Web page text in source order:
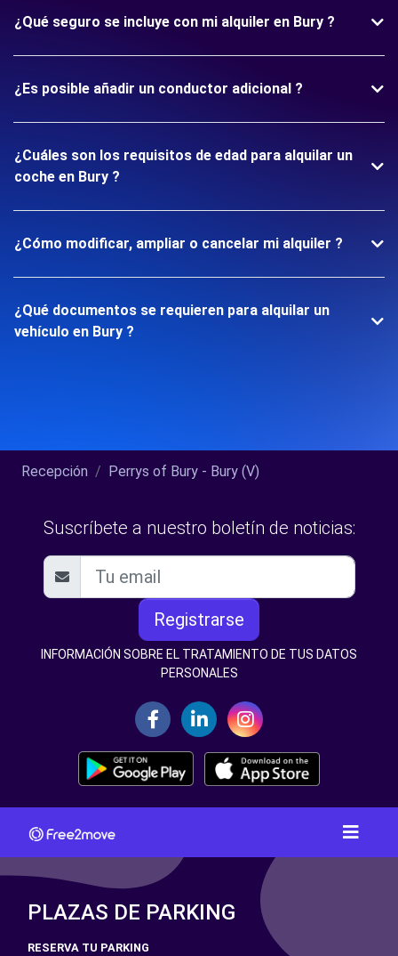
¿Qué seguro se incluye con mi alquiler en Bury ?
¿Es posible añadir un conductor adicional ?
¿Cuáles son los requisitos de edad para alquilar un
coche en Bury ?
¿Cómo modificar, ampliar o cancelar mi alquiler ?
¿Qué documentos se requieren para alquilar un
vehículo en Bury ?
Recepción Perrys of Bury - Bury (V)
Suscríbete a nuestro boletín de noticias:
Registrarse
INFORMACIÓN SOBRE EL TRATAMIENTO DE TUS DATOS
PERSONALES
PLAZAS DE PARKING
RESERVA TU PARKING